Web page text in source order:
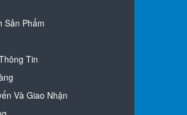
Sản Phẩm
Tin
Và Giao Nhận